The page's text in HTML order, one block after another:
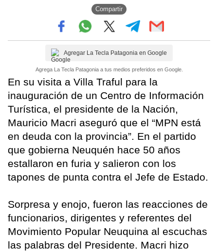
Compartir
Agregar La Tecla Patagonia en Google
Agrega La Tecla Patagonia a tus medios preferidos en Google.
En su visita a Villa Traful para la
inauguración de un Centro de Información
Turística, el presidente de la Nación,
Mauricio Macri aseguró que el “MPN está
en deuda con la provincia”. En el partido
que gobierna Neuquén hace 50 años
estallaron en furia y salieron con los
tapones de punta contra el Jefe de Estado.
Sorpresa y enojo, fueron las reacciones de
funcionarios, dirigentes y referentes del
Movimiento Popular Neuquina al escuchas
las palabras del Presidente. Macri hizo